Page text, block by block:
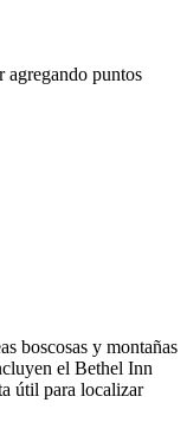
agregando puntos
boscosas y montañas
el Bethel Inn
útil para localizar